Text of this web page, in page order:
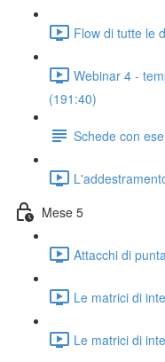
Flow di tutte le
Webinar 4 -
(191:40)
Schede con
Mese 5
Attacchi di
Le matrici di
Le matrici di